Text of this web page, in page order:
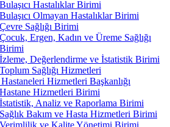
Bulaşıcı Hastalıklar Birimi
Bulaşıcı Olmayan Hastalıklar Birimi
Çevre Sağlığı Birimi
Çocuk, Ergen, Kadın ve Üreme Sağlığı
Birimi
İzleme, Değerlendirme ve İstatistik Birimi
Toplum Sağlığı Hizmetleri
Hizmetleri Başkanlığı
Hastane Hizmetleri Birimi
İstatistik, Analiz ve Raporlama Birimi
Sağlık Bakım ve Hasta Hizmetleri Birimi
Verimlilik ve Kalite Yönetimi Birimi